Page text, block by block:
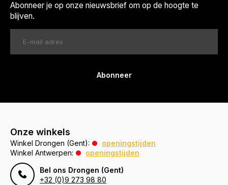
Abonneer je op onze nieuwsbrief om op de hoogte te
blijven.
Abonneer
Onze winkels
Winkel Drongen (Gent):
openingstijden
Winkel Antwerpen:
openingstijden
Bel ons Drongen (Gent)
+32 (0)9 273 98 80